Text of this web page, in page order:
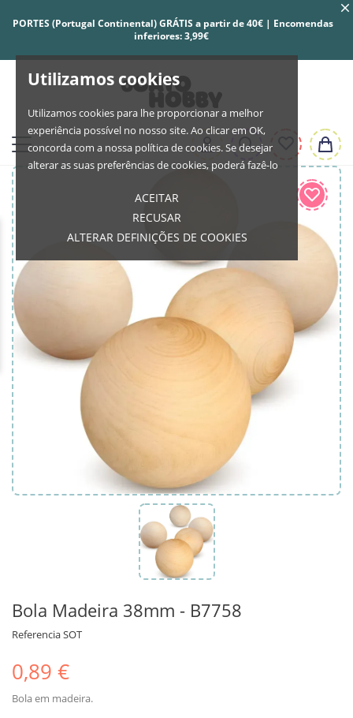
Utilizamos cookies
Utilizamos cookies para lhe proporcionar a melhor
experiência possível no nosso site. Ao clicar em OK,
concorda com a nossa política de cookies. Se desejar
alterar as suas preferências de cookies, poderá fazê-lo
ACEITAR
RECUSAR
ALTERAR DEFINIÇÕES DE COOKIES
PORTES (Portugal Continental) GRÁTIS a partir de 40€ | Encomendas
inferiores: 3,99€
Bola Madeira 38mm - B7758
ReferenciaSOT
0,89 €
Bola em madeira.